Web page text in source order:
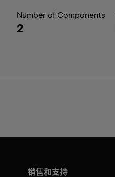
Number of Components
2
销售和支持